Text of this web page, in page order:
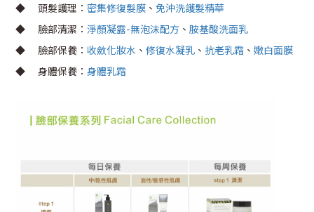
◆ 頭髮護理： 密集修復髮膜 、 免沖洗護髮精華
◆
臉部清潔： 淨顏凝露-無泡沫配方 、 胺基酸洗面乳
◆
臉部保養： 收斂化妝水 、 修復水凝乳 、 抗老乳霜 、 嫩白面膜
◆
身體保養： 身體乳霜